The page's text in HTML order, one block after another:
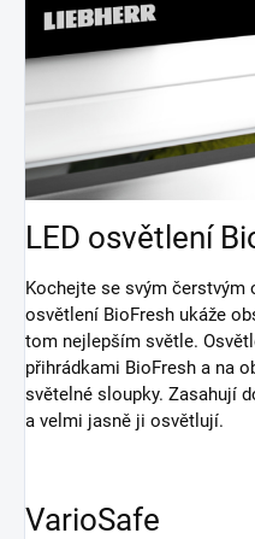
LED osvětlení
Kochejte se svým čerstvým
osvětlení BioFresh ukáže
tom nejlepším světle.
přihrádkami BioFresh a na
světelné sloupky. Zasahují
a velmi jasně ji osvětlují.
VarioSafe